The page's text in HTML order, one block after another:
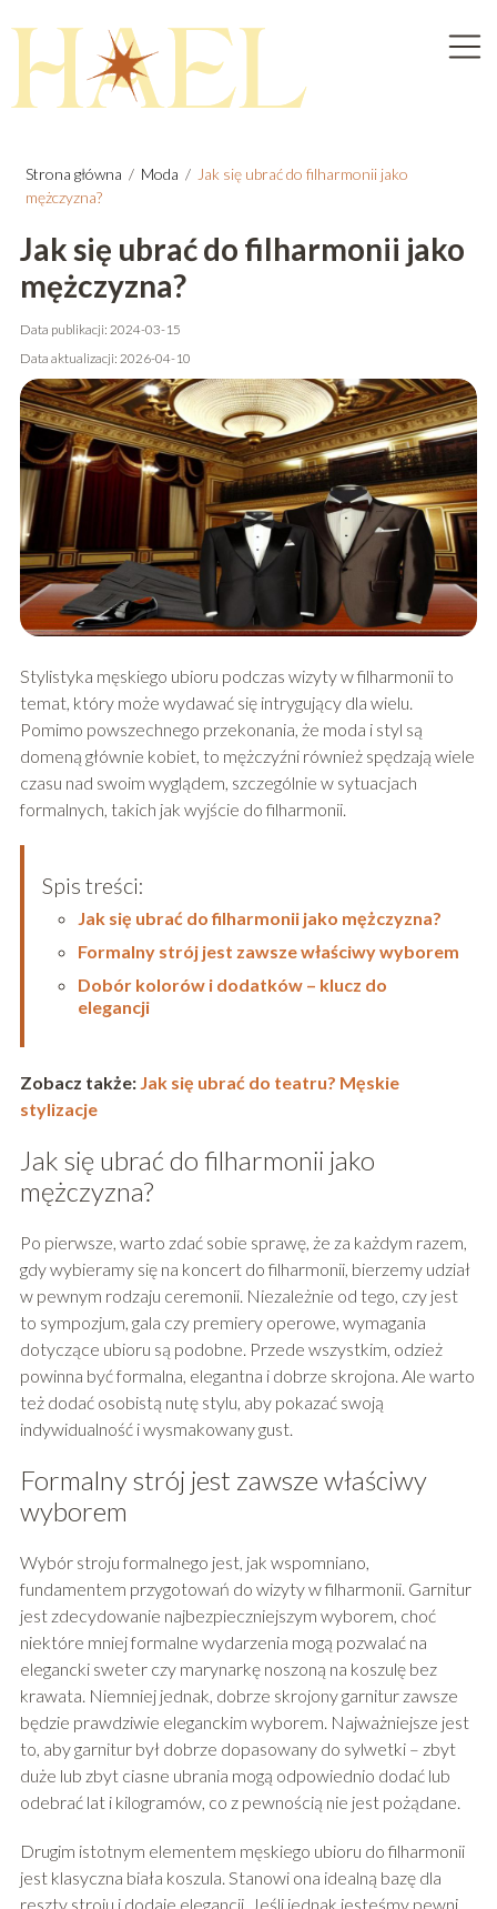
Strona główna / Moda / Jak się ubrać do filharmonii jako
mężczyzna?
Jak się ubrać do filharmonii jako
mężczyzna?
Data publikacji: 2024-03-15
Data aktualizacji: 2026-04-10
Stylistyka męskiego ubioru podczas wizyty w filharmonii to
temat, który może wydawać się intrygujący dla wielu.
Pomimo powszechnego przekonania, że moda i styl są
domeną głównie kobiet, to mężczyźni również spędzają wiele
czasu nad swoim wyglądem, szczególnie w sytuacjach
formalnych, takich jak wyjście do filharmonii.
Spis treści:
Jak się ubrać do filharmonii jako mężczyzna?
Formalny strój jest zawsze właściwy wyborem
Dobór kolorów i dodatków – klucz do
elegancji
Zobacz także: Jak się ubrać do teatru? Męskie
stylizacje
Jak się ubrać do filharmonii jako
mężczyzna?
Po pierwsze, warto zdać sobie sprawę, że za każdym razem,
gdy wybieramy się na koncert do filharmonii, bierzemy udział
w pewnym rodzaju ceremonii. Niezależnie od tego, czy jest
to sympozjum, gala czy premiery operowe, wymagania
dotyczące ubioru są podobne. Przede wszystkim, odzież
powinna być formalna, elegantna i dobrze skrojona. Ale warto
też dodać osobistą nutę stylu, aby pokazać swoją
indywidualność i wysmakowany gust.
Formalny strój jest zawsze właściwy
wyborem
Wybór stroju formalnego jest, jak wspomniano,
fundamentem przygotowań do wizyty w filharmonii. Garnitur
jest zdecydowanie najbezpieczniejszym wyborem, choć
niektóre mniej formalne wydarzenia mogą pozwalać na
elegancki sweter czy marynarkę noszoną na koszulę bez
krawata. Niemniej jednak, dobrze skrojony garnitur zawsze
będzie prawdziwie eleganckim wyborem. Najważniejsze jest
to, aby garnitur był dobrze dopasowany do sylwetki – zbyt
duże lub zbyt ciasne ubrania mogą odpowiednio dodać lub
odebrać lat i kilogramów, co z pewnością nie jest pożądane.
Drugim istotnym elementem męskiego ubioru do filharmonii
jest klasyczna biała koszula. Stanowi ona idealną bazę dla
reszty stroju i dodaje elegancji. Jeśli jednak jesteśmy pewni